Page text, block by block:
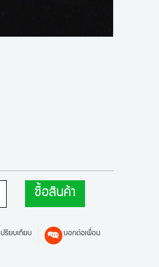
ซื้อสินค้า
เปรียบเทียบ บอกต่อเพื่อน